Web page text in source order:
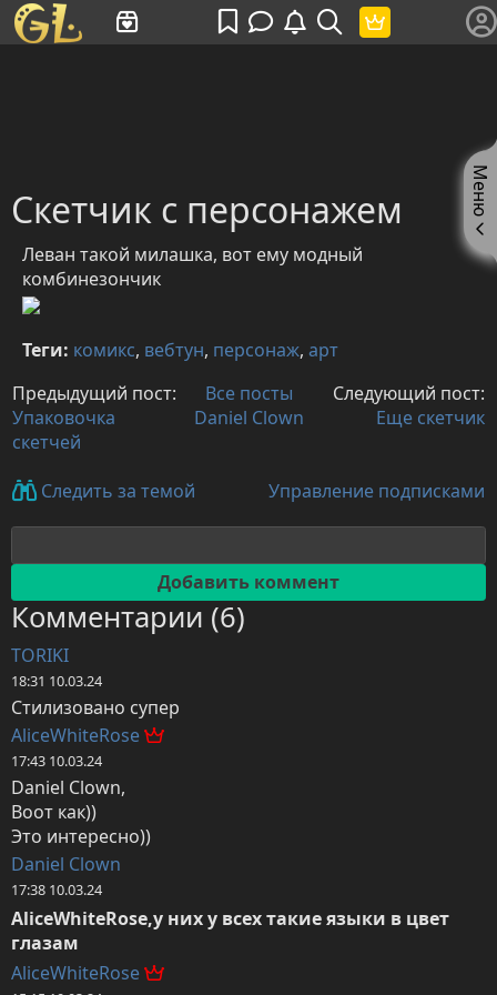
Скетчик с персонажем
Леван такой милашка, вот ему модный
комбинезончик
Теги: комикс, вебтун, персонаж, арт
Предыдущий пост:
Упаковочка
скетчей
Все посты
Daniel Clown
Следующий пост:
Еще скетчик
Следить за темой Управление подписками
Комментарии (6)
TORIKI
18:31 10.03.24
Стилизовано супер
AliceWhiteRose
17:43 10.03.24
Daniel Clown,
Воот как))
Это интересно))
Daniel Clown
17:38 10.03.24
AliceWhiteRose,у них у всех такие языки в цвет
глазам
AliceWhiteRose
Меню